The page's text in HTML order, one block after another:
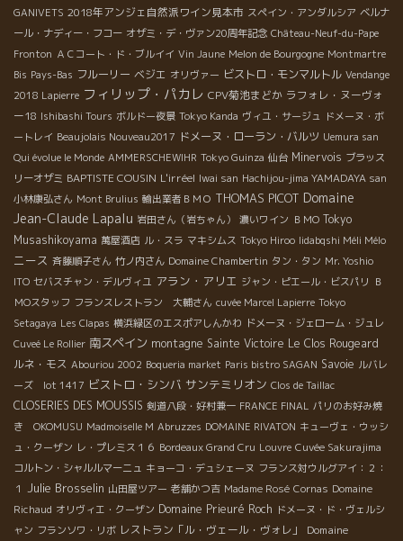
GANIVETS 2018年アンジェ自然派ワイン見本市 スペイン・アンダルシア ベルナ
ール・ナディー・フコー オザミ・デ・ヴァン20周年記念 Château-Neuf-du-Pape
Fronton ＡＣコート・ド・ブルイイ Vin Jaune Melon de Bourgogne Montmartre
Bis Pays-Bas フルーリー ベジエ オリヴァー ビストロ・モンマルトル Vendange
2018 Lapierre フィリップ・パカレ CPV菊池まどか ラフォレ・ヌーヴォ
ー18 Ishibashi Tours ボルドー夜景 Tokyo Kanda ヴィユ・サージュ ドメーヌ・ボ
ートレイ Beaujolais Nouveau2017 ドメーヌ・ローラン・バルツ Uemura san
Qui évolue le Monde AMMERSCHEWIHR Tokyo Guinza 仙台 Minervois ブラッス
リーオザミ BAPTISTE COUSIN L'irréel Iwai san Hachijou-jima YAMADAYA san
小林康弘さん Mont Brulius 輸出業者ＢＭＯ THOMAS PICOT Domaine
Jean-Claude Lapalu 岩田さん（岩ちゃん） 濃いワイン ＢＭО Tokyo
Musashikoyama 萬屋酒店 ル・スラ マキシムス Tokyo Hiroo Iidabqshi Méli Mélo
ニース 斉藤順子さん 竹ノ内さん Domaine Chambertin タン・タン Mr. Yoshio
ITO セバスチャン・デルヴィユ アラン・アリエ ジャン・ピエール・ビスパリ Ｂ
ＭОスタッフ フランスレストラン 大輔さん cuvée Marcel Lapierre Tokyo
Setagaya Les Clapas 横浜緑区のエスポアしんかわ ドメーヌ・ジェローム・ジュレ
Cuveé Le Rollier 南スペイン montagne Sainte Victoire Le Clos Rougeard
ルネ・モス Abouriou 2002 Boqueria market Paris bistro SAGAN Savoie ルバレ
ーズ lot 1417 ビストロ・シンバ サンテミリオン Clos de Taillac
CLOSERIES DES MOUSSIS 剣道八段・好村兼一 FRANCE FINAL パリのお好み焼
き OKOMUSU Madmoiselle M Abruzzes DOMAINE RIVATON キューヴェ・ウッシ
ュ・クーザン レ・プレミス１６ Bordeaux Grand Cru Louvre Cuvée Sakurajima
コルトン・シャルルマーニュ キョーコ・デュシェーヌ フランス対ウルグアイ：２：
１ Julie Brosselin 山田屋ツアー 老舗かつ吉 Madame Rosé Cornas Domaine
Richaud オリヴィエ・クーザン Domaine Prieuré Roch ドメーヌ・ド・ヴェルシ
ャン フランソワ・リボ レストラン「ル・ヴェール・ヴォレ」
Domaine